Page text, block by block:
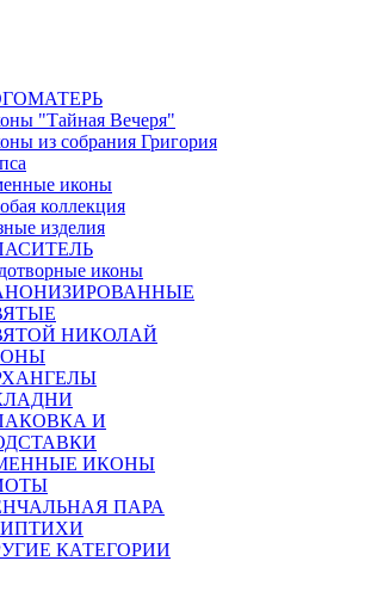
"Тайная Вечеря"
из собрания Григория
иконы
коллекция
изделия
иконы
НИКОЛАЙ
И
ИКОНЫ
ПАРА
КАТЕГОРИИ